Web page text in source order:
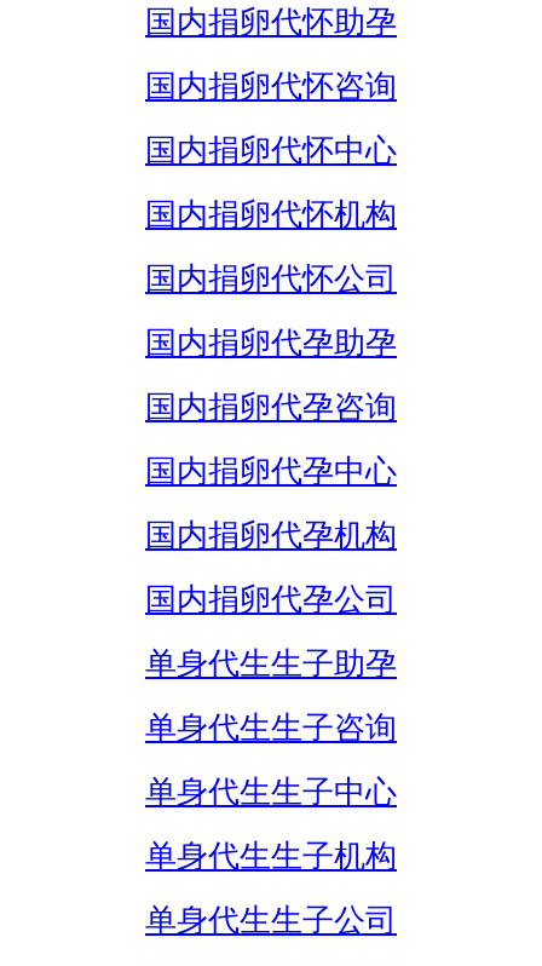
国内捐卵代怀助孕
国内捐卵代怀咨询
国内捐卵代怀中心
国内捐卵代怀机构
国内捐卵代怀公司
国内捐卵代孕助孕
国内捐卵代孕咨询
国内捐卵代孕中心
国内捐卵代孕机构
国内捐卵代孕公司
单身代生生子助孕
单身代生生子咨询
单身代生生子中心
单身代生生子机构
单身代生生子公司